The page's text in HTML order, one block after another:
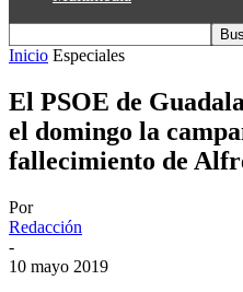
Inicio Especiales
El PSOE de
el domingo la
fallecimiento de
Por
Redacción
-
10 mayo 2019